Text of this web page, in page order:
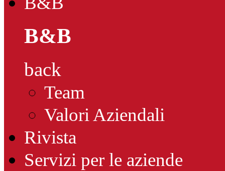
B&B
back
Team
Valori Aziendali
Rivista
Servizi per le aziende